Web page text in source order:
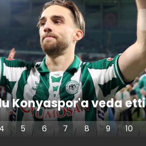
Konyaspor'a veda etti
4 5 6 7 8 9 10